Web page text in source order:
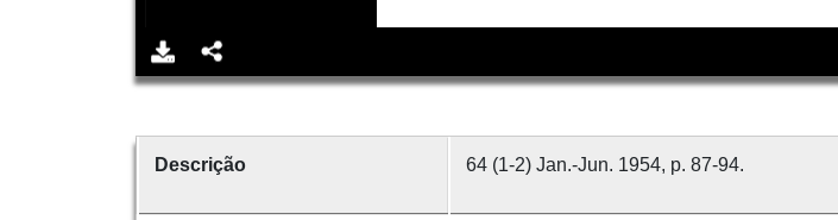
Descrição 64 (1-2) Jan.-Jun. 1954, p. 87-94.